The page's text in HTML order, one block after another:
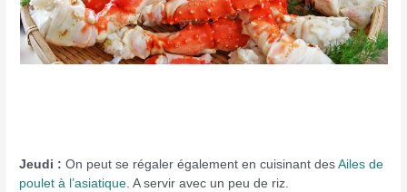
Jeudi : On peut se régaler également en cuisinant desAiles de
poulet à l’asiatique . A servir avec un peu de riz.